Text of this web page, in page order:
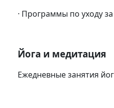
· Программы по уходу за
Йога и медитация
Ежедневные занятия